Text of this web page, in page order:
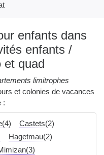
enfants dans
enfants /
et quad
limitrophes
et colonies de vacances
:
Castets(2)
Hagetmau(2)